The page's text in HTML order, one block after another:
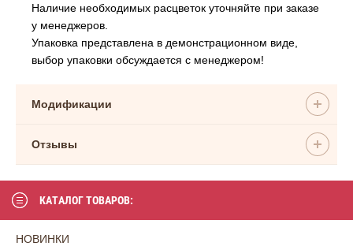
КАТАЛОГ ТОВАРОВ:
НОВИНКИ
Наличие необходимых расцветок уточняйте при заказе
у менеджеров.
Упаковка представлена в демонстрационном виде,
выбор упаковки обсуждается с менеджером!
Модификации
Отзывы